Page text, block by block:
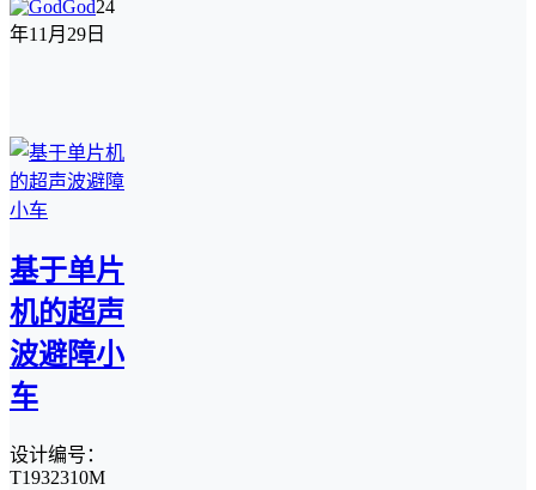
God24
年11月29日
基于单片
机的超声
波避障小
车
设计编号：
T1932310M